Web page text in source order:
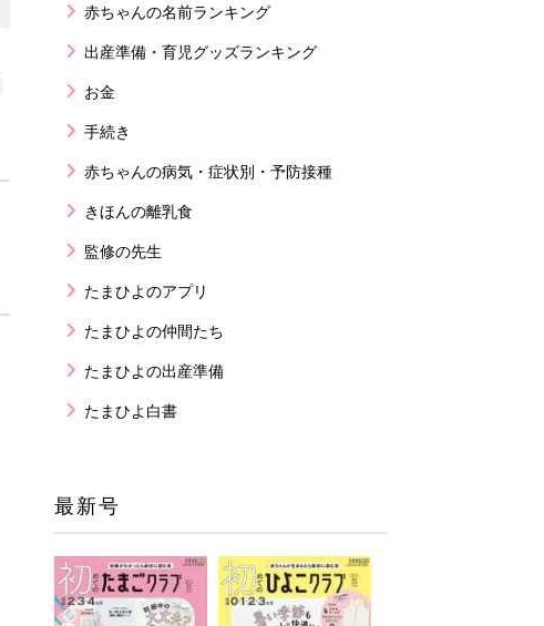
赤ちゃんの名前ランキング
出産準備・育児グッズランキング
お金
手続き
赤ちゃんの病気・症状別・予防接種
きほんの離乳食
監修の先生
たまひよのアプリ
たまひよの仲間たち
たまひよの出産準備
たまひよ白書
最新号